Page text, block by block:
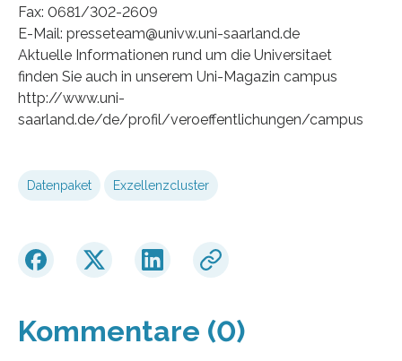
Fax: 0681/302-2609
E-Mail: presseteam@univw.uni-saarland.de
Aktuelle Informationen rund um die Universitaet
finden Sie auch in unserem Uni-Magazin campus
http://www.uni-
saarland.de/de/profil/veroeffentlichungen/campus
Datenpaket Exzellenzcluster
Kommentare (0)